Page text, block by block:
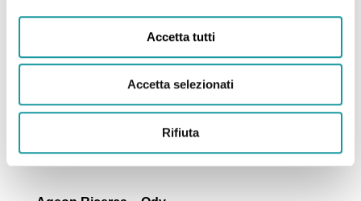
Accetta tutti
Accetta selezionati
Rifiuta